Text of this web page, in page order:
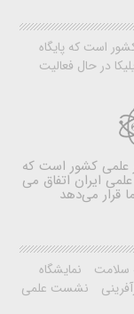
است که پایگاه
در حال فعالیت
کشور است که
ایران اتفاق می
قرار می‌دهد
سلامت
نمایشگاه
نشست علمی